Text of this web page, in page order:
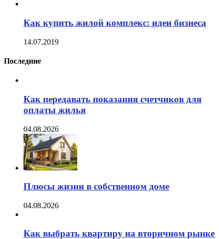
Как купить жилой комплекс: идеи бизнеса
14.07.2019
Последние
Как передавать показания счетчиков для
оплаты жилья
04.08.2026
Плюсы жизни в собственном доме
04.08.2026
Как выбрать квартиру на вторичном рынке